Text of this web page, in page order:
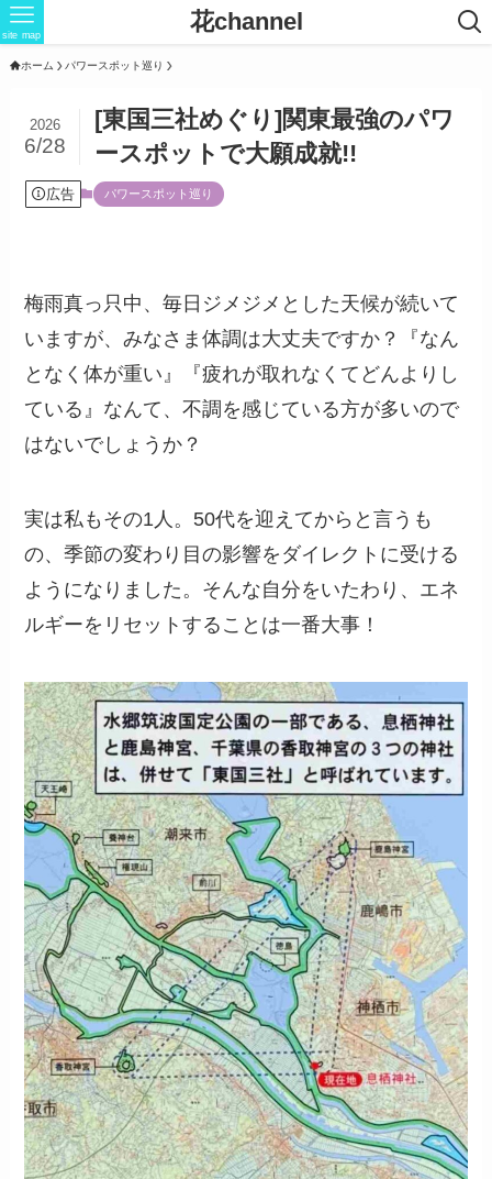
花channel
site map
ホーム パワースポット巡り
[東国三社めぐり]関東最強のパワ
ースポットで大願成就!!
2026
6/28
広告 パワースポット巡り
梅雨真っ只中、毎日ジメジメとした天候が続いて
いますが、みなさま体調は大丈夫ですか？『なん
となく体が重い』『疲れが取れなくてどんよりし
ている』なんて、不調を感じている方が多いので
はないでしょうか？
実は私もその1人。50代を迎えてからと言うも
の、季節の変わり目の影響をダイレクトに受ける
ようになりました。そんな自分をいたわり、エネ
ルギーをリセットすることは一番大事！